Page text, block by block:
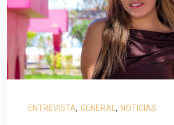
ENTREVISTA, GENERAL , NOTICIAS